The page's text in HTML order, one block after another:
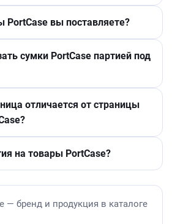
PortCase вы поставляете?
сумки PortCase партией под
отличается от страницы
на товары PortCase?
— бренд и продукция в каталоге